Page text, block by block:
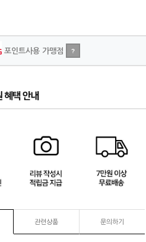
포인트사용 가맹점 ?
관련상품 문의하기